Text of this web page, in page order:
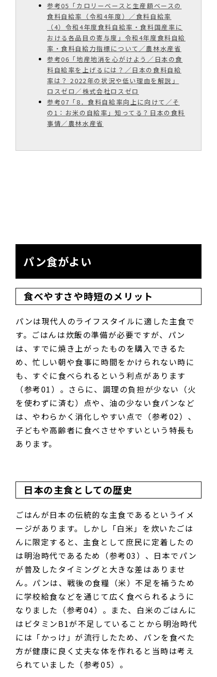
参考05「カロリーベースと生産額ベースの
食料自給率（令和4年度）／食料自給率
（4）令和4年度食料自給率・食料国産率に
おける各品目の寄与度」令和4年度食料自給
率・食料自給力指標について／農林水産省
参考06「地産地消を心がけよう／日本の食
料自給率を上げるには？／日本の食料自給
率は？ 2022年の状況や低い理由を解説」
ロスゼロ／株式会社ロスゼロ
参考07「8．食料自給率向上に向けて／そ
の1：お米の自給率」知ってる？日本の食料
事情／農林水産省
パン食がよい
食べやすさや時短のメリット
パンは現代人のライフスタイルに適した主食で
す。ごはんは炊飯の準備が必要ですが、パン
は、すでに焼き上がったものを購入できるた
め、忙しい朝や食事に時間をかけられない時に
も、すぐに食べられるという利点があります
（参考01）。さらに、調理の負担が少ない（火
を使わずに済む）点や、油の少ない食パンなど
は、やわらかく消化しやすい点で（参考02）、
子どもや高齢者に食べさせやすいという特長も
あります。
日本の主食としての歴史
ごはんが日本の伝統的な主食であるというイメ
ージがあります。しかし「白米」を炊いたごは
んに限定すると、主食として庶民に定着したの
は明治時代であるため（参考03）、日本でパン
が普及したタイミングと大きな差はありませ
ん。パンは、戦後の食糧（米）不足を補うため
に学校給食などを通じて広く食べられるように
なりました（参考04）。また、白米のごはんに
はビタミンB1が不足していることから明治時代
には「かっけ」が流行したため、パンを食べた
方が健康に良く丈夫な体を作れると当時は考え
られていました（参考05）。